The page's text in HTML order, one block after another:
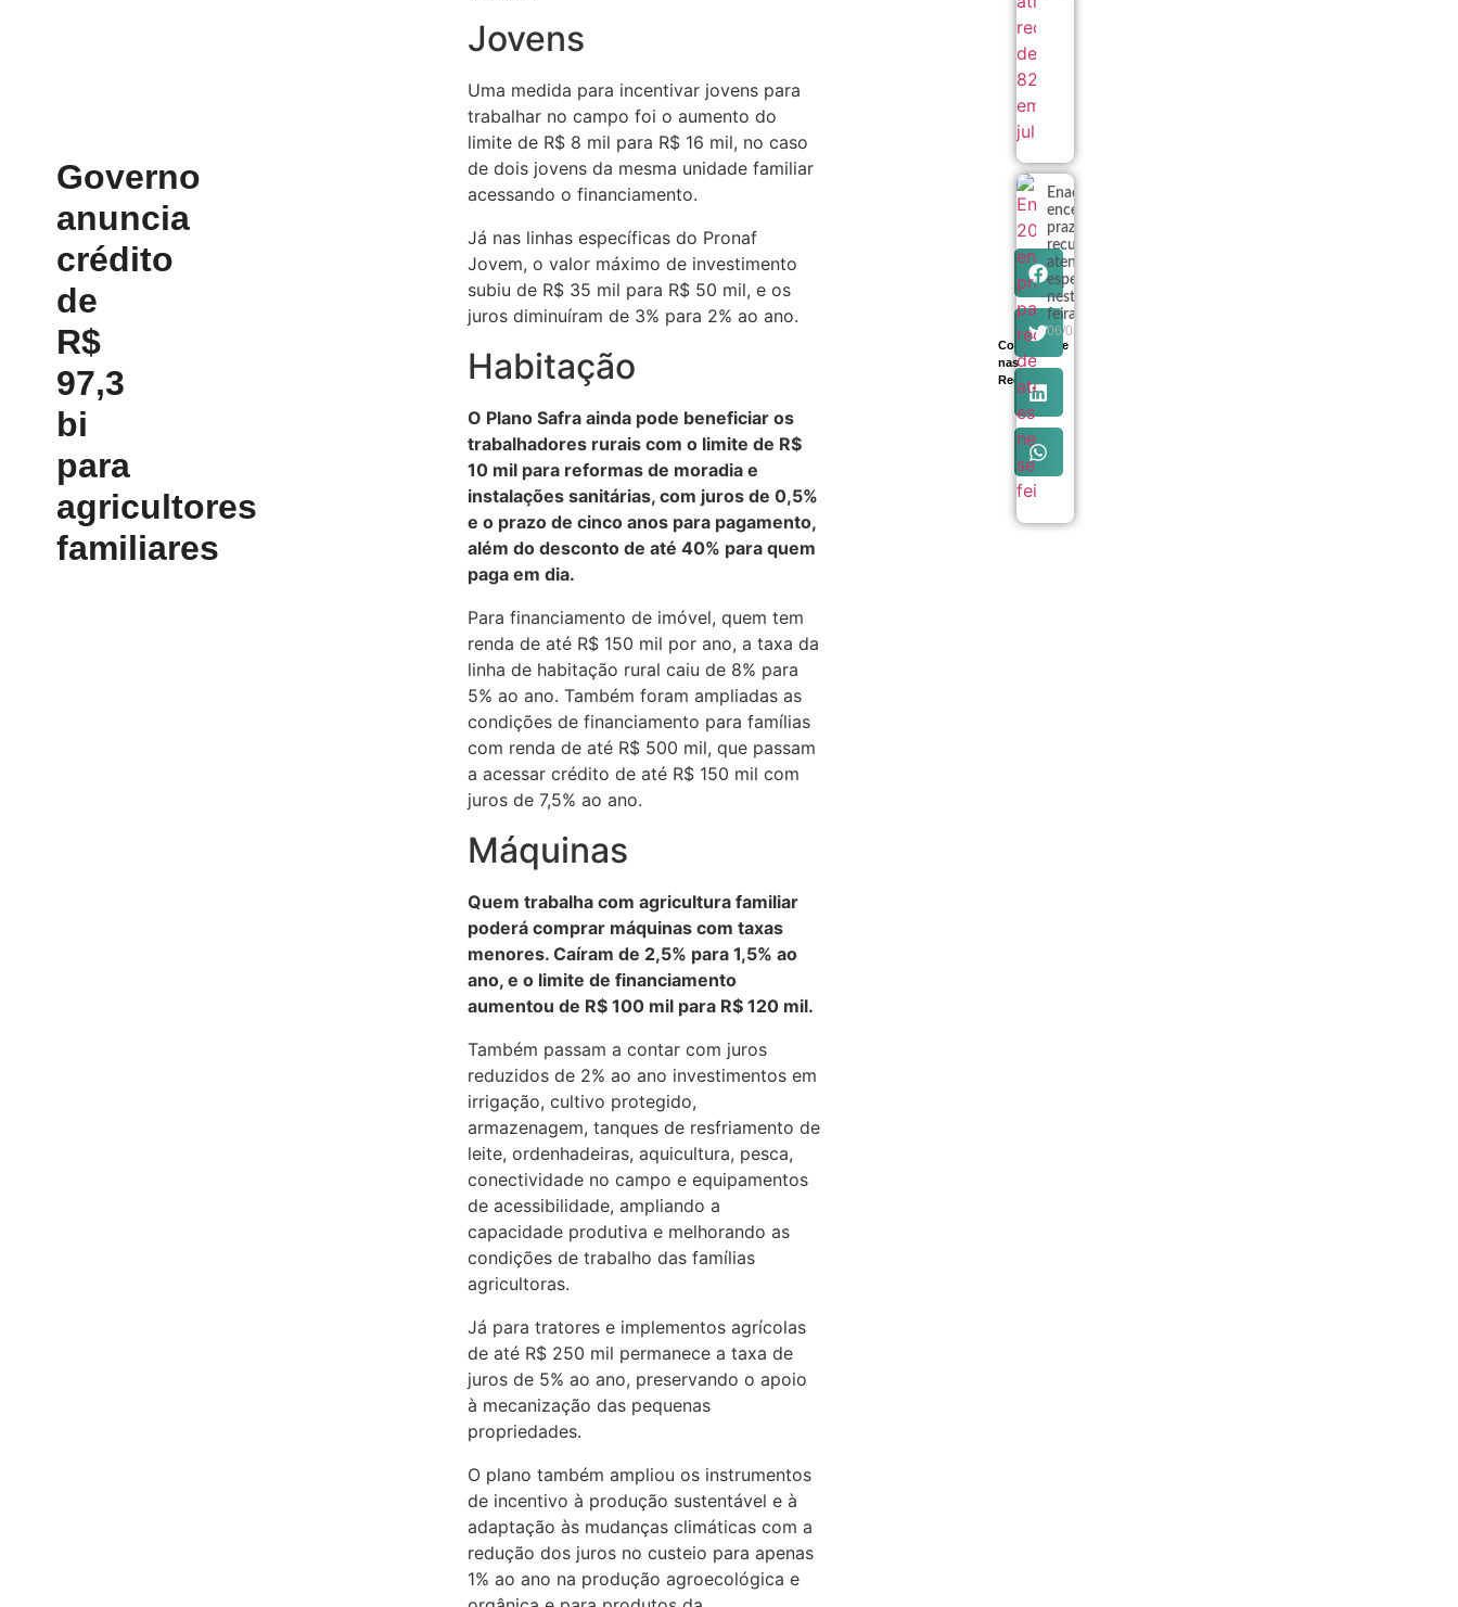
Governo
anuncia
crédito
de
R$
97,3
bi
para
agricultores
familiares
Jovens
Uma medida para incentivar jovens para
trabalhar no campo foi o aumento do
limite de R$ 8 mil para R$ 16 mil, no caso
de dois jovens da mesma unidade familiar
acessando o financiamento.
Já nas linhas específicas do Pronaf
Jovem, o valor máximo de investimento
subiu de R$ 35 mil para R$ 50 mil, e os
juros diminuíram de 3% para 2% ao ano.
Habitação
O Plano Safra ainda pode beneficiar os
trabalhadores rurais com o limite de R$
10 mil para reformas de moradia e
instalações sanitárias, com juros de 0,5%
e o prazo de cinco anos para pagamento,
além do desconto de até 40% para quem
paga em dia.
Para financiamento de imóvel, quem tem
renda de até R$ 150 mil por ano, a taxa da
linha de habitação rural caiu de 8% para
5% ao ano. Também foram ampliadas as
condições de financiamento para famílias
com renda de até R$ 500 mil, que passam
a acessar crédito de até R$ 150 mil com
juros de 7,5% ao ano.
Máquinas
Quem trabalha com agricultura familiar
poderá comprar máquinas com taxas
menores. Caíram de 2,5% para 1,5% ao
ano, e o limite de financiamento
aumentou de R$ 100 mil para R$ 120 mil.
Também passam a contar com juros
reduzidos de 2% ao ano investimentos em
irrigação, cultivo protegido,
armazenagem, tanques de resfriamento de
leite, ordenhadeiras, aquicultura, pesca,
conectividade no campo e equipamentos
de acessibilidade, ampliando a
capacidade produtiva e melhorando as
condições de trabalho das famílias
agricultoras.
Já para tratores e implementos agrícolas
de até R$ 250 mil permanece a taxa de
juros de 5% ao ano, preservando o apoio
à mecanização das pequenas
propriedades.
O plano também ampliou os instrumentos
de incentivo à produção sustentável e à
adaptação às mudanças climáticas com a
redução dos juros no custeio para apenas
1% ao ano na produção agroecológica e
Compartilhe
nas
Redes
Enade 2026
encerra
prazo para
recursos de
atendimento
especializado
nesta sexta-
feira
06/08